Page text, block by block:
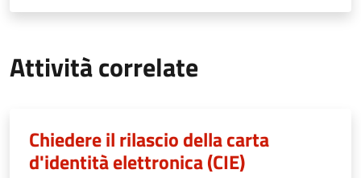
Attività correlate
Chiedere il rilascio della carta
d'identità elettronica (CIE)